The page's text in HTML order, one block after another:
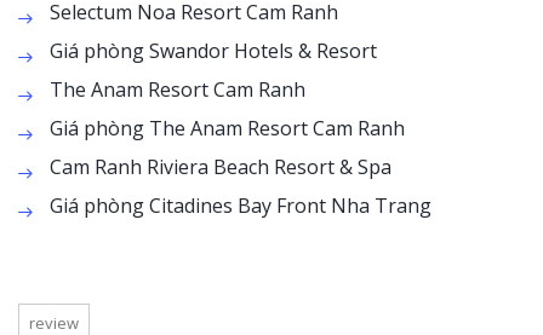
Selectum Noa Resort Cam Ranh
Giá phòng Swandor Hotels & Resort
The Anam Resort Cam Ranh
Giá phòng The Anam Resort Cam Ranh
Cam Ranh Riviera Beach Resort & Spa
Giá phòng Citadines Bay Front Nha Trang
review